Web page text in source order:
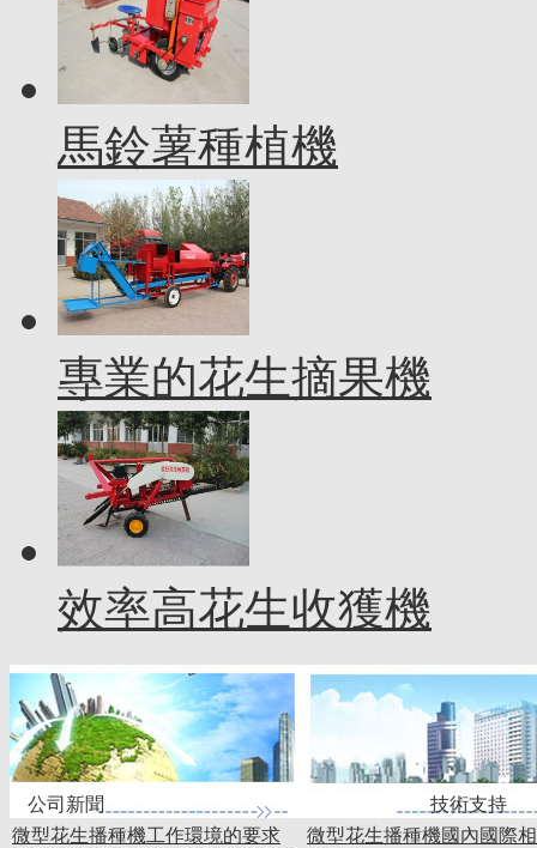
馬鈴薯種植機
專業的花生摘果機
效率高花生收獲機
公司新聞 技術
微型花生播種機工作環境的要求
微型花生播種機國內國際